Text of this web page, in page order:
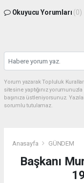
Okuyucu Yorumları (0)
Yorum yazarak Topluluk
sitesine yaptığınız
başınıza üstleniyorsunuz.
sorumlu tutulamaz.
Anasayfa GÜNDEM
Başkanı